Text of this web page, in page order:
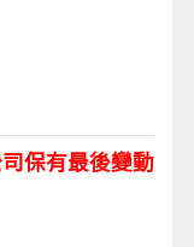
保有最後變動